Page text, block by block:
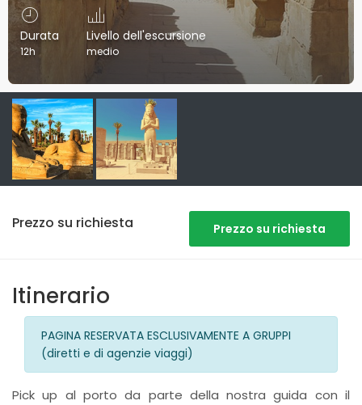
Durata
12h
Livello dell'escursione
medio
Prezzo su richiesta Prezzo su richiesta
Itinerario
PAGINA RESERVATA ESCLUSIVAMENTE A GRUPPI
(diretti e di agenzie viaggi)
Pick up al porto da parte della nostra guida con il